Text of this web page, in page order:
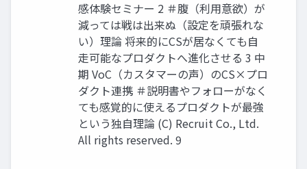
感体験セミナー 2 ＃腹（利用意欲）が
減っては戦は出来ぬ（設定を頑張れな
い）理論 将来的にCSが居なくても自
走可能なプロダクトへ進化させる 3 中
期 VoC（カスタマーの声）のCS×プロ
ダクト連携 ＃説明書やフォローがなく
ても感覚的に使えるプロダクトが最強
という独自理論 (C) Recruit Co., Ltd.
All rights reserved. 9